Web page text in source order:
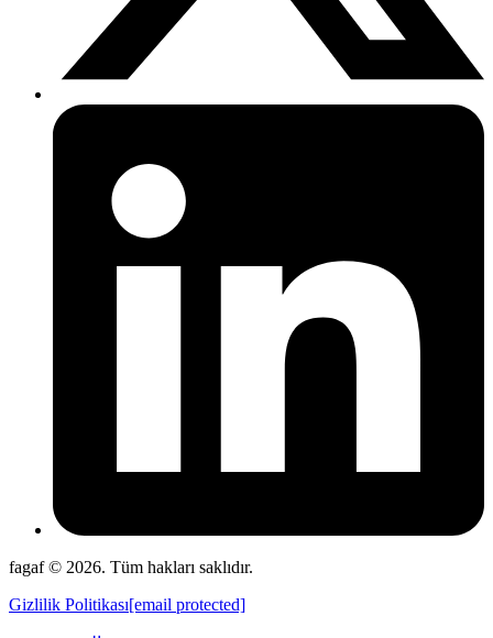
fagaf © 2026. Tüm hakları saklıdır.
Gizlilik Politikası[email protected]